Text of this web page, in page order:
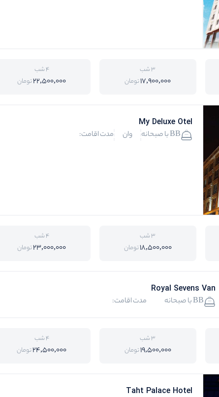
3 شب
17,900,000تومان
4 شب
22,500,000تومان
My Deluxe Otel
BB با صبحانه وان مدت اقامت:
3 شب
18,500,000تومان
4 شب
23,000,000تومان
Royal Sevens Van
BB با صبحانه مدت اقامت:
3 شب
19,500,000تومان
4 شب
24,500,000تومان
Taht Palace Hotel